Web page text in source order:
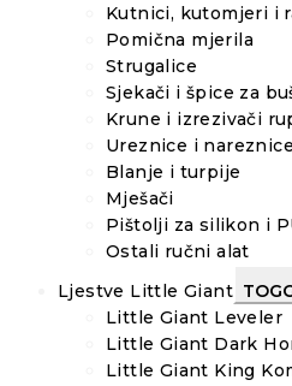
Kutnici, kutomjeri i
Pomična mjerila
Strugalice
Sjekači i špice za
Krune i izrezivači
Ureznice i nareznice
Blanje i turpije
Mješači
Pištolji za silikon i
Ostali ručni alat
Ljestve Little Giant
Little Giant Leveler
Little Giant Dark
Little Giant King